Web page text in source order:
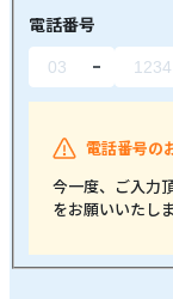
電話番号
電話番号の
今一度、ご入力
をお願いいたしま